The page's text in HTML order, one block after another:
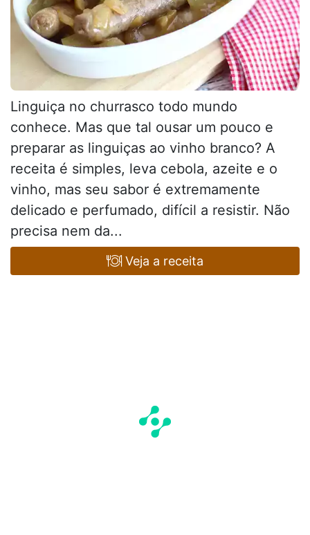
Linguiça no churrasco todo mundo
conhece. Mas que tal ousar um pouco e
preparar as linguiças ao vinho branco? A
receita é simples, leva cebola, azeite e o
vinho, mas seu sabor é extremamente
delicado e perfumado, difícil a resistir. Não
precisa nem da...
Veja a receita